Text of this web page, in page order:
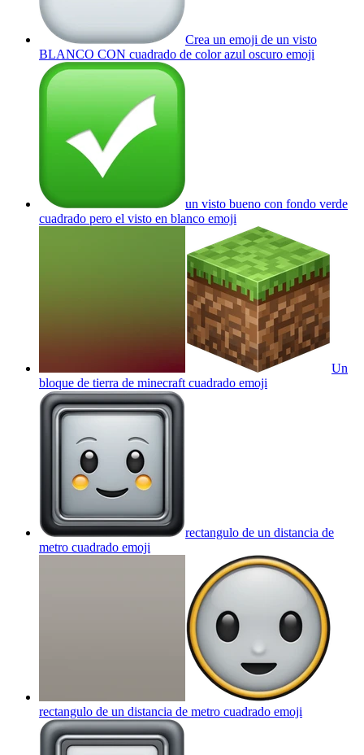
Crea un emoji de un visto
BLANCO CON cuadrado de color azul oscuro emoji
un visto bueno con fondo verde
cuadrado pero el visto en blanco emoji
Un
bloque de tierra de minecraft cuadrado emoji
rectangulo de un distancia de
metro cuadrado emoji
rectangulo de un distancia de metro cuadrado emoji